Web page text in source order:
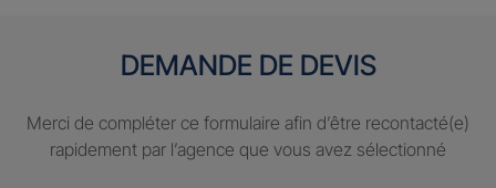
DEMANDE DE DEVIS
Merci de compléter ce formulaire afin d’être recontacté(e)
rapidement par l’agence que vous avez sélectionné